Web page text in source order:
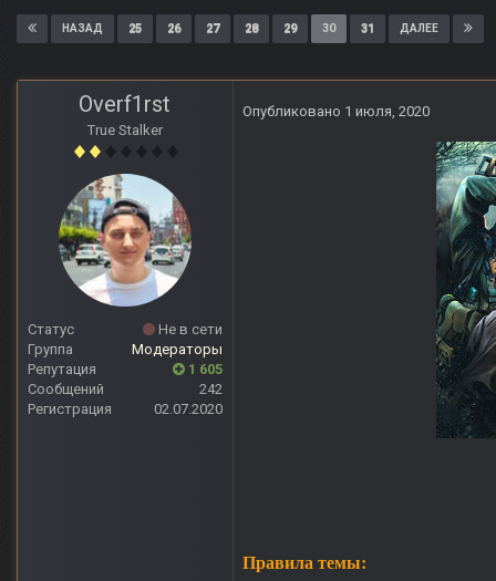
НАЗАД 25 26 27 28 29 30 31 ДАЛЕЕ
Overf1rst
True Stalker
Статус
Не в сети
Группа
Модераторы
Репутация
1 605
Сообщений
242
Регистрация
02.07.2020
Опубликовано 1 июля, 2020
Правила темы: